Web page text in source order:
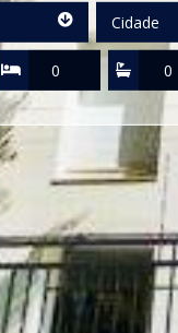
Cidade
Quartos Suítes